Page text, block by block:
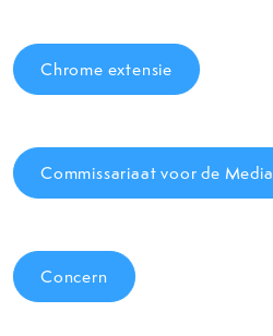
Chrome extensie
Commissariaat voor de Media
Concern